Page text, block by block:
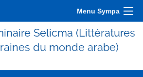
Menu Sympa
Selicma (Littératures
du monde arabe)